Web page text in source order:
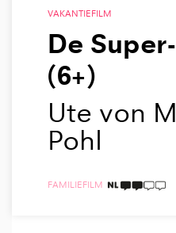
De
(6+)
Ute von
Pohl
VAKANTIEFILM
FAMILIEFILM 2 TAALICONEN